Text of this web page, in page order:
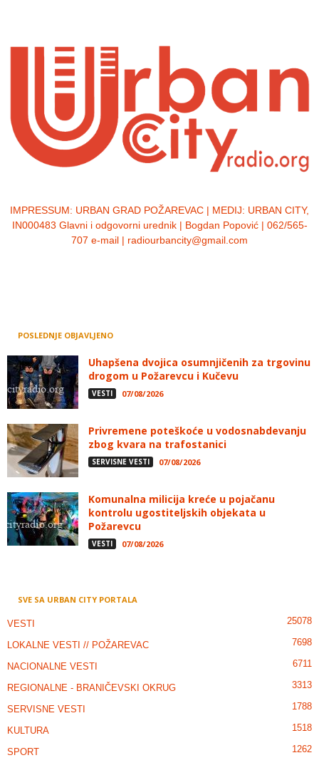
IMPRESSUM: URBAN GRAD POŽAREVAC | MEDIJ: URBAN CITY,
IN000483 Glavni i odgovorni urednik | Bogdan Popović | 062/565-
707 e-mail | radiourbancity@gmail.com
POSLEDNJE OBJAVLJENO
Uhapšena dvojica osumnjičenih za trgovinu
drogom u Požarevcu i Kučevu
VESTI 07/08/2026
Privremene poteškoće u vodosnabdevanju
zbog kvara na trafostanici
SERVISNE VESTI 07/08/2026
Komunalna milicija kreće u pojačanu
kontrolu ugostiteljskih objekata u
Požarevcu
VESTI 07/08/2026
SVE SA URBAN CITY PORTALA
VESTI 25078
LOKALNE VESTI // POŽAREVAC 7698
NACIONALNE VESTI 6711
REGIONALNE - BRANIČEVSKI OKRUG 3313
SERVISNE VESTI 1788
KULTURA 1518
SPORT 1262